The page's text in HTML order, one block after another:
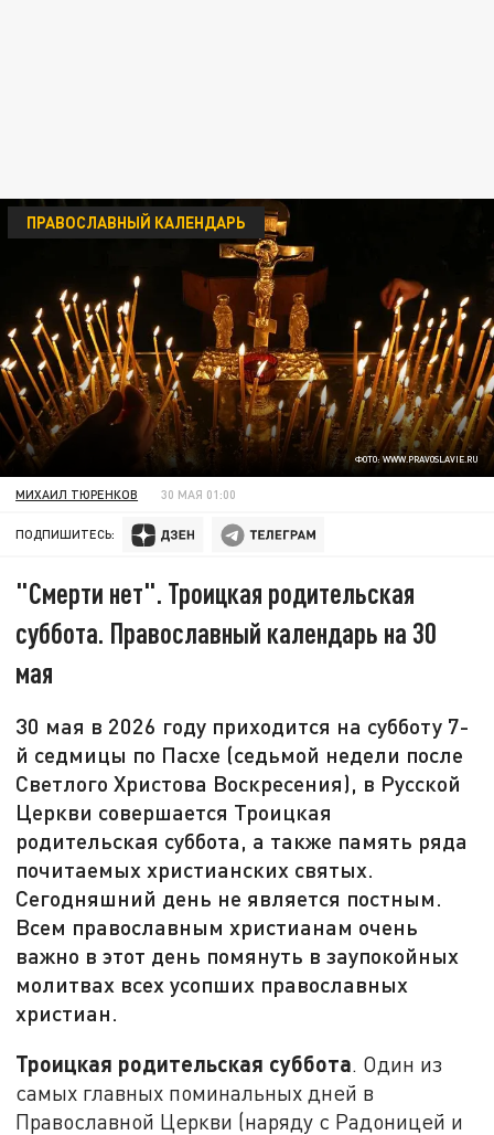
ФОТО: WWW.PRAVOSLAVIE.RU
ПРАВОСЛАВНЫЙ КАЛЕНДАРЬ
МИХАИЛ ТЮРЕНКОВ 30 МАЯ 01:00
ПОДПИШИТЕСЬ:
"Смерти нет". Троицкая родительская
суббота. Православный календарь на 30
мая
30 мая в 2026 году приходится на субботу 7-
й седмицы по Пасхе (седьмой недели после
Светлого Христова Воскресения), в Русской
Церкви совершается Троицкая
родительская суббота, а также память ряда
почитаемых христианских святых.
Сегодняшний день не является постным.
Всем православным христианам очень
важно в этот день помянуть в заупокойных
молитвах всех усопших православных
христиан.
Троицкая родительская суббота. Один из
самых главных поминальных дней в
Православной Церкви (наряду с Радоницей и